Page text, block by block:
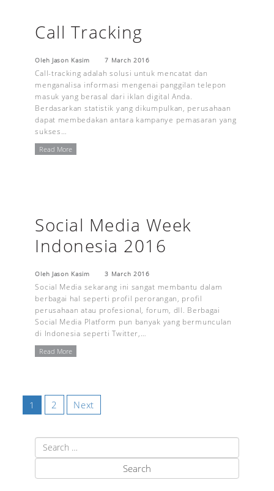
Call Tracking
Oleh Jason Kasim 7 March 2016
Call-tracking adalah solusi untuk mencatat dan
menganalisa informasi mengenai panggilan telepon
masuk yang berasal dari iklan digital Anda.
Berdasarkan statistik yang dikumpulkan, perusahaan
dapat membedakan antara kampanye pemasaran yang
sukses…
Read More
Social Media Week
Indonesia 2016
Oleh Jason Kasim 3 March 2016
Social Media sekarang ini sangat membantu dalam
berbagai hal seperti profil perorangan, profil
perusahaan atau profesional, forum, dll. Berbagai
Social Media Platform pun banyak yang bermunculan
di Indonesia seperti Twitter,…
Read More
1 2 Next